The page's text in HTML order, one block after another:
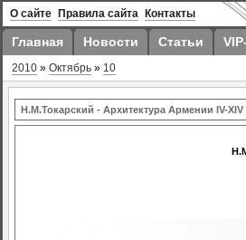
О сайте Правила сайта Контакты
Главная Новости Статьи
2010 » Октябрь » 10
Н.М.Токарский - Архитектура Армении IV-XIV